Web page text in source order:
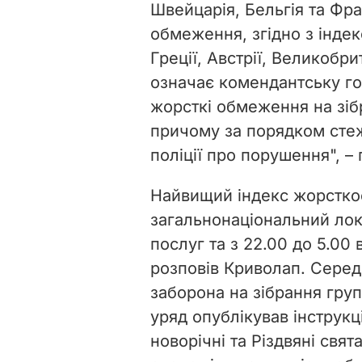
Швейцарія, Бельгія та
обмеження, згідно з
Греції, Австрії,
означає комендантську
жорсткі обмеження на
причому за порядком
поліції про порушення",
Найвищий індекс
загальнонаціональний
послуг та з 22.00 до 5.00
розповів Криволап.
заборона на зібрання
уряд опублікував
новорічні та Різдвяні